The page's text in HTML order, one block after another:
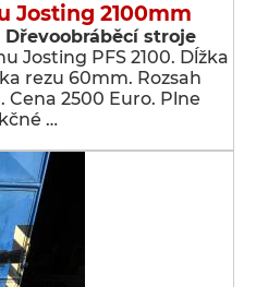
Josting 2100mm
stroje
Josting PFS 2100. Dĺžka
rezu 60mm. Rozsah
2500 Euro. Plne
…